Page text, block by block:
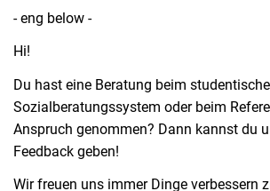
- eng below -
Hi!
Du hast eine Beratung beim
Sozialberatungssystem oder beim
Anspruch genommen? Dann kannst du
Feedback geben!
Wir freuen uns immer Dinge verbessern